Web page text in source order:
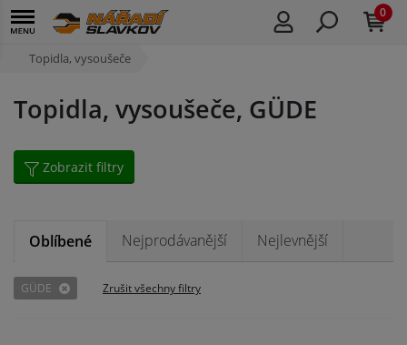
0
Topidla, vysoušeče
Topidla, vysoušeče, GÜDE
Zobrazit filtry
Oblíbené Nejprodávanější Nejlevnější
GÜDE Zrušit všechny filtry